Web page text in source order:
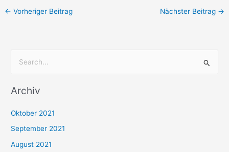
← Vorheriger Beitrag Nächster Beitrag →
c
n
n
Archiv
Oktober 2021
September 2021
August 2021